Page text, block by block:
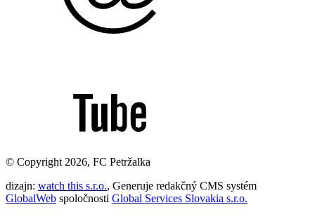
© Copyright 2026, FC Petržalka
dizajn: watch this s.r.o., Generuje redakčný CMS systém
GlobalWeb spoločnosti Global Services Slovakia s.r.o.